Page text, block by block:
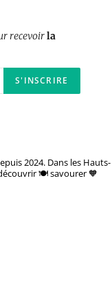
recevoirla
2024. Dans les Hauts-
🍽️ savourer 🧡